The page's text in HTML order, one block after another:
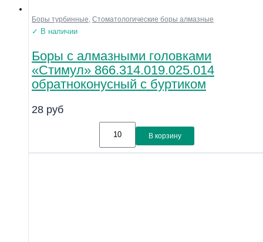
Боры турбинные, Стоматологические боры алмазные
✓ В наличии
Боры с алмазными головками
«Стимул» 866.314.019.025.014
обратноконусный с буртиком
28 руб
В корзину